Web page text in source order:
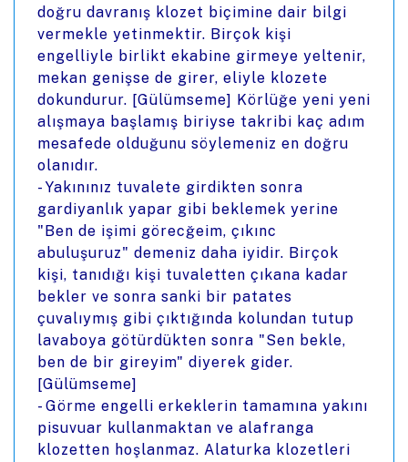
doğru davranış klozet biçimine dair bilgi
vermekle yetinmektir. Birçok kişi
engelliyle birlikt ekabine girmeye yeltenir,
mekan genişse de girer, eliyle klozete
dokundurur. [Gülümseme] Körlüğe yeni yeni
alışmaya başlamış biriyse takribi kaç adım
mesafede olduğunu söylemeniz en doğru
olanıdır.
- Yakınınız tuvalete girdikten sonra
gardiyanlık yapar gibi beklemek yerine
"Ben de işimi görecğeim, çıkınc
abuluşuruz" demeniz daha iyidir. Birçok
kişi, tanıdığı kişi tuvaletten çıkana kadar
bekler ve sonra sanki bir patates
çuvalıymış gibi çıktığında kolundan tutup
lavaboya götürdükten sonra "Sen bekle,
ben de bir gireyim" diyerek gider.
[Gülümseme]
- Görme engelli erkeklerin tamamına yakını
pisuvuar kullanmaktan ve alafranga
klozetten hoşlanmaz. Alaturka klozetleri